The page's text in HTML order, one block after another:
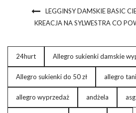
LEGGINSY DAMSKIE BASIC
KREACJA NA SYLWESTRA CO
24hurt Allegro sukienki damskie
Allegro sukienki do 50 zł allegro
allegro wyprzedaż andżela